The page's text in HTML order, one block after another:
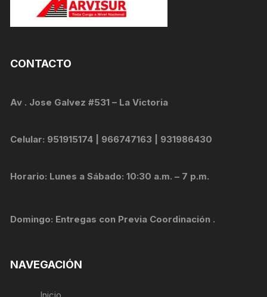
CONTACTO
Av . Jose Galvez #531 – La Victoria
Celular: 951915174 | 966747163 | 931986430
Horario: Lunes a Sábado: 10:30 a.m. – 7 p.m.
Domingo: Entregas con Previa Coordinación .
NAVEGACIÓN